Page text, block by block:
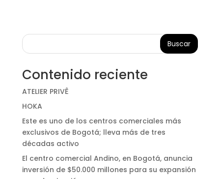
Buscar
Contenido reciente
ATELIER PRIVÊ
HOKA
Este es uno de los centros comerciales más
exclusivos de Bogotá; lleva más de tres
décadas activo
El centro comercial Andino, en Bogotá, anuncia
inversión de $50.000 millones para su expansión